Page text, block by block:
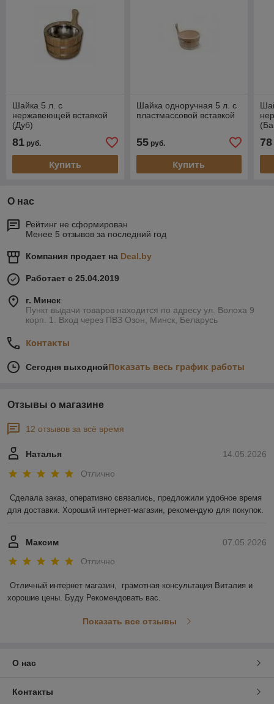
Шайка 5 л. с
нержавеющей вставкой
(Дуб)
81 руб.
Купить
Шайка одноручная 5 л. с
пластмассовой вставкой
55руб.
Купить
78
О нас
Рейтинг не сформирован
Менее 5 отзывов за последний год
Компания продает на Deal.by
Работает с 25.04.2019
г. Минск
Пункт выдачи товаров находится по адресу ул. Волоха 9
корп. 1. Вход через ПВЗ Озон, Минск, Беларусь
Контакты
Сегодня выходнойПоказать весь график работы
Отзывы о магазине
12 отзывов за всё время
14.05.2026
Наталья
Отлично
Сделала заказ, оперативно связались, предложили удобное время
для доставки. Хороший интернет-магазин, рекомендую для покупок.
07.05.2026
Максим
Отлично
Отличный интернет магазин,  грамотная консультация Виталия и
хорошие цены. Буду Рекомендовать вас.
Показать все отзывы
О нас
Контакты